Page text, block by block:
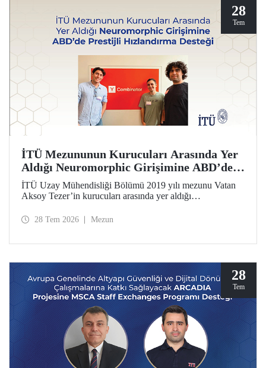
28
Tem
İTÜ Mezununun Kurucuları Arasında Yer
Aldığı Neuromorphic Girişimine ABD’de
Prestijli Hızlandırma Desteği
İTÜ Uzay Mühendisliği Bölümü 2019 yılı mezunu Vatan
Aksoy Tezer’in kurucuları arasında yer aldığı
programı Y Combinator’ın (YC) 2026 yaz dönemine kabul
28 Tem 2026 Mezun
28
Tem